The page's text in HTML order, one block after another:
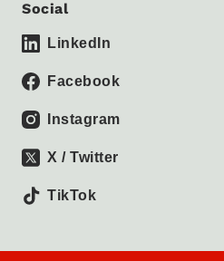
Social
LinkedIn
Facebook
Instagram
X / Twitter
TikTok